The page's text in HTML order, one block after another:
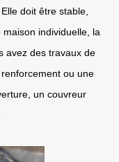
doit être stable,
individuelle, la
avez des travaux de
ou une
un couvreur